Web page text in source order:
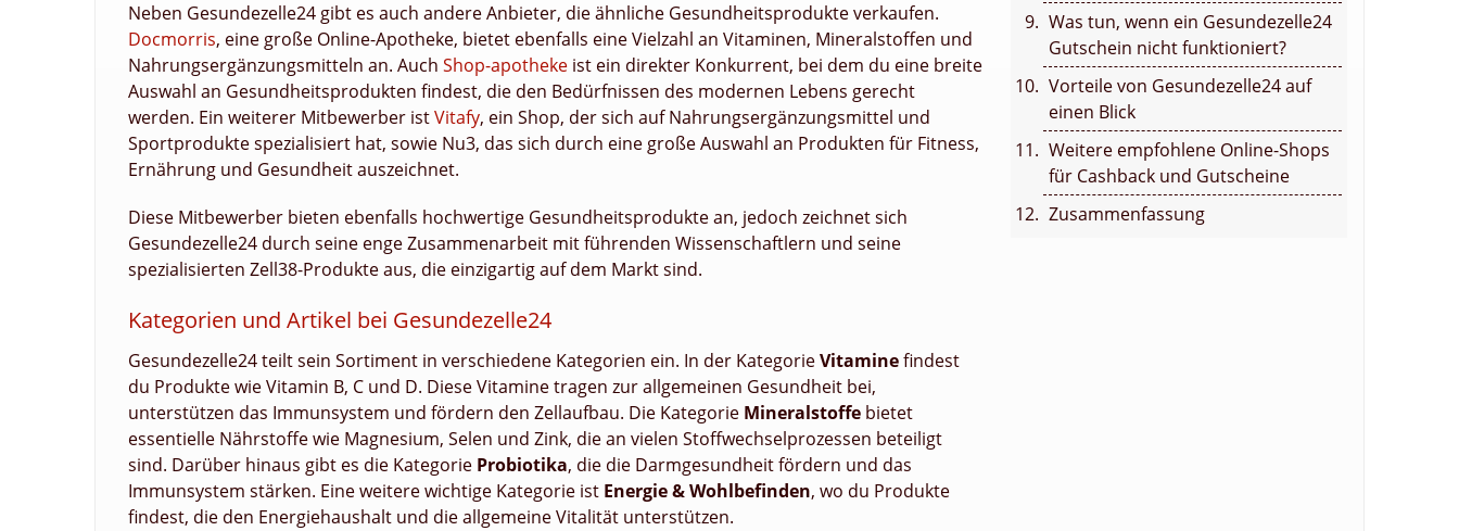
Was tun, wenn ein Gesundezelle24
Gutschein nicht funktioniert?
Vorteile von Gesundezelle24 auf
einen Blick
Weitere empfohlene Online-Shops
für Cashback und Gutscheine
Zusammenfassung
Neben Gesundezelle24 gibt es auch andere Anbieter, die ähnliche Gesundheitsprodukte verkaufen.
Docmorris, eine große Online-Apotheke, bietet ebenfalls eine Vielzahl an Vitaminen, Mineralstoffen und
Nahrungsergänzungsmitteln an. Auch Shop-apotheke ist ein direkter Konkurrent, bei dem du eine breite
Auswahl an Gesundheitsprodukten findest, die den Bedürfnissen des modernen Lebens gerecht
werden. Ein weiterer Mitbewerber istVitafy, ein Shop, der sich auf Nahrungsergänzungsmittel und
Sportprodukte spezialisiert hat, sowie Nu3, das sich durch eine große Auswahl an Produkten für Fitness,
Ernährung und Gesundheit auszeichnet.
Diese Mitbewerber bieten ebenfalls hochwertige Gesundheitsprodukte an, jedoch zeichnet sich
Gesundezelle24 durch seine enge Zusammenarbeit mit führenden Wissenschaftlern und seine
spezialisierten Zell38-Produkte aus, die einzigartig auf dem Markt sind.
Kategorien und Artikel bei Gesundezelle24
Gesundezelle24 teilt sein Sortiment in verschiedene Kategorien ein. In der KategorieVitaminefindest
du Produkte wie Vitamin B, C und D. Diese Vitamine tragen zur allgemeinen Gesundheit bei,
unterstützen das Immunsystem und fördern den Zellaufbau. Die Kategorie Mineralstoffe bietet
essentielle Nährstoffe wie Magnesium, Selen und Zink, die an vielen Stoffwechselprozessen beteiligt
sind. Darüber hinaus gibt es die Kategorie Probiotika, die die Darmgesundheit fördern und das
Immunsystem stärken. Eine weitere wichtige Kategorie ist Energie & Wohlbefinden, wo du Produkte
findest, die den Energiehaushalt und die allgemeine Vitalität unterstützen.